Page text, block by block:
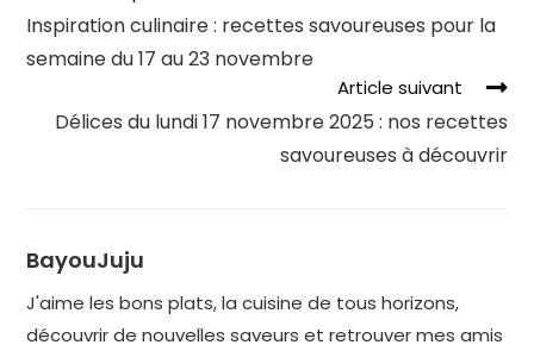
Inspiration culinaire : recettes savoureuses pour la
semaine du 17 au 23 novembre
Article suivant
Délices du lundi 17 novembre 2025 : nos recettes
savoureuses à découvrir
BayouJuju
J'aime les bons plats, la cuisine de tous horizons,
découvrir de nouvelles saveurs et retrouver mes amis